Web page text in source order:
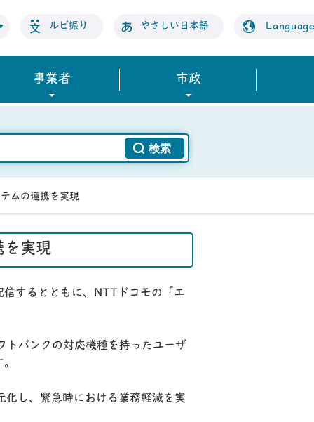
ルビ振り やさしい日本語 Language
事業者 市政
ムの連携を実現
を実現
するとともに、NTTドコモの「エ
バンクの対応機種を持ったユーザ
し、緊急時における業務軽減を実